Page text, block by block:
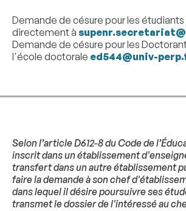
Demande de césure pour les
directement à
Demande de césure pour les
l'école doctorale ed544@univ-
Selon l’article D612-8 du Code de
inscrit dans un établissement
transfert dans un autre établissement
faire la demande à son chef
dans lequel il désire poursuivre ses
transmet le dossier de l'intéressé au